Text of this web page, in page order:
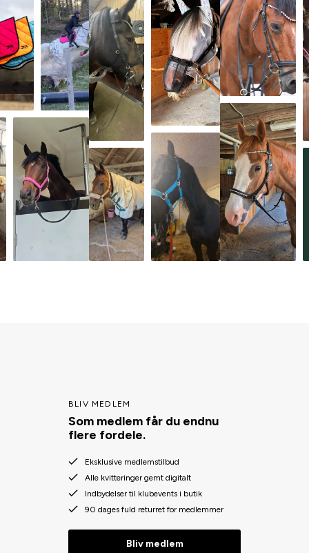
BLIV MEDLEM
Som medlem får du endnu
flere fordele.
Eksklusive medlemstilbud
Alle kvitteringer gemt digitalt
Indbydelser til klubevents i butik
90 dages fuld returret for medlemmer
Bliv medlem